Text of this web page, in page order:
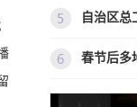
自治区
春节后多